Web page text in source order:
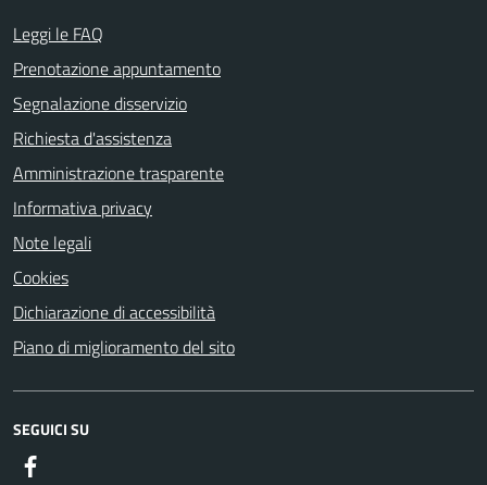
Leggi le FAQ
Prenotazione appuntamento
Segnalazione disservizio
Richiesta d'assistenza
Amministrazione trasparente
Informativa privacy
Note legali
Cookies
Dichiarazione di accessibilità
Piano di miglioramento del sito
SEGUICI SU